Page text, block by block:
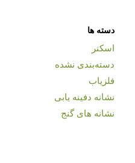
دسته ها
اسکنر
دسته‌بندی نشده
فلزیاب
نشانه دفینه یابی
نشانه های گنج